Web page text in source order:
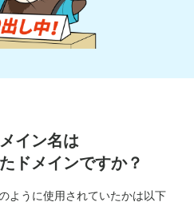
イン名は
ドメインですか？
ように使用されていたかは以下